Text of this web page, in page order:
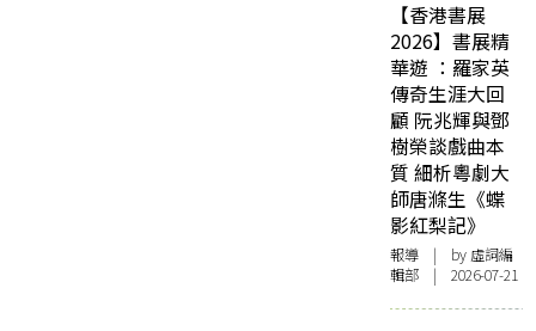
【香港書展
2026】書展精
華遊 ：羅家英
傳奇生涯大回
顧 阮兆輝與鄧
樹榮談戲曲本
質 細析粵劇大
師唐滌生《蝶
影紅梨記》
報導 | by 虛詞編
輯部 | 2026-07-21